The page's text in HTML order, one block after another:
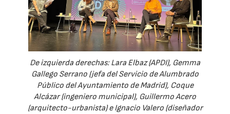
De izquierda derechas: Lara Elbaz (APDI), Gemma
Gallego Serrano (jefa del Servicio de Alumbrado
Público del Ayuntamiento de Madrid), Coque
Alcázar (ingeniero municipal), Guillermo Acero
(arquitecto-urbanista) e Ignacio Valero (diseñador